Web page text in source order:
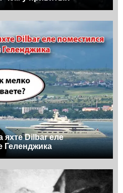
Dilbar еле
Геленджика